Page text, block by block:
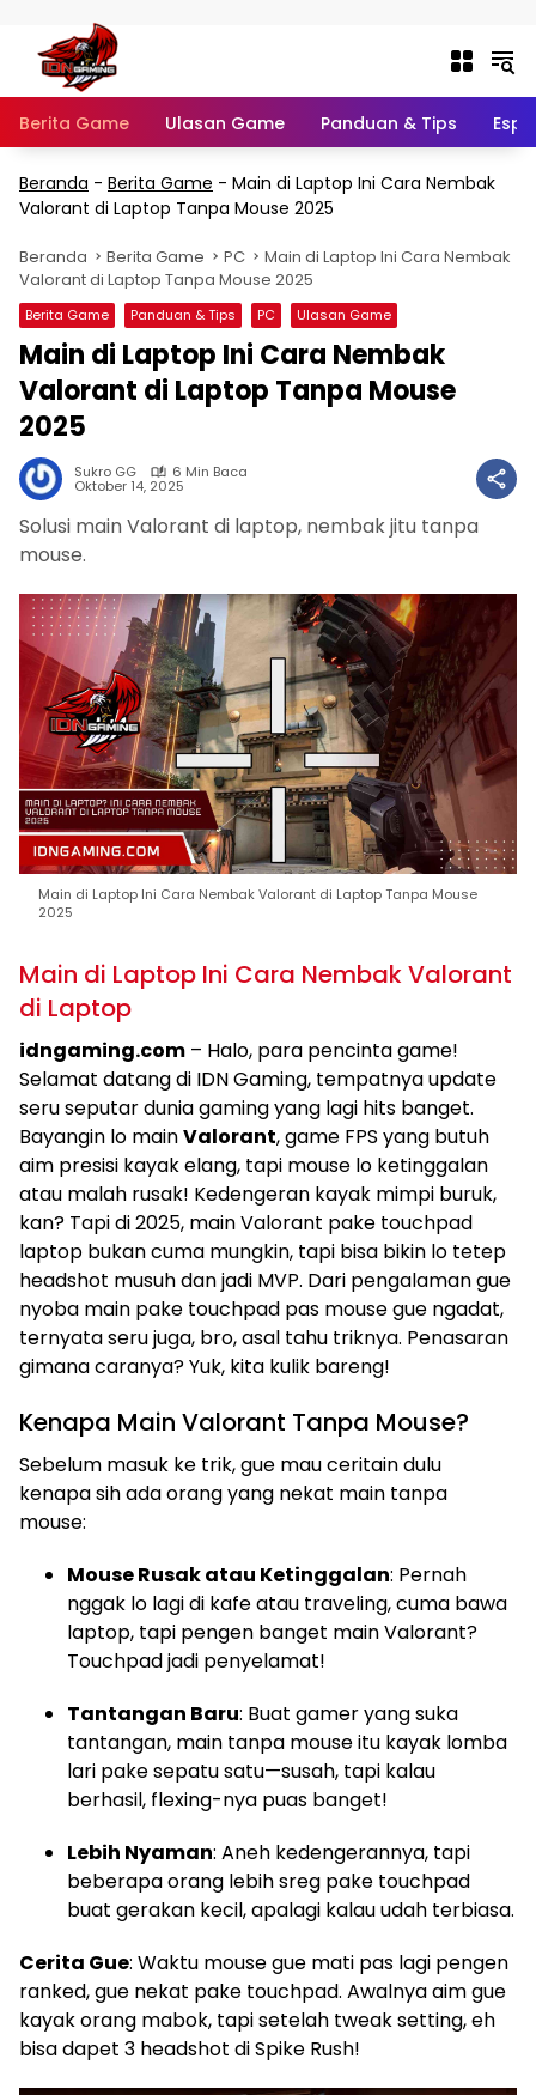
Berita Game Ulasan Game Panduan & Tips
Beranda - Berita Game - Main di Laptop Ini Cara Nembak
Valorant di Laptop Tanpa Mouse 2025
Beranda Berita Game PC
Main di Laptop Ini Cara Nembak
Valorant di Laptop Tanpa Mouse 2025
Berita Game Panduan & Tips PC Ulasan Game
Main di Laptop Ini Cara Nembak
Valorant di Laptop Tanpa Mouse
2025
Sukro GG 6 Min Baca
Oktober 14, 2025
Solusi main Valorant di laptop, nembak jitu tanpa
mouse.
Main di Laptop Ini Cara Nembak Valorant di Laptop Tanpa Mouse
2025
Main di Laptop Ini Cara Nembak Valorant
di Laptop
idngaming.com – Halo, para pencinta game!
Selamat datang di IDN Gaming, tempatnya update
seru seputar dunia gaming yang lagi hits banget.
Bayangin lo mainValorant, game FPS yang butuh
aim presisi kayak elang, tapi mouse lo ketinggalan
atau malah rusak! Kedengeran kayak mimpi buruk,
kan? Tapi di 2025, main Valorant pake touchpad
laptop bukan cuma mungkin, tapi bisa bikin lo tetep
headshot musuh dan jadi MVP. Dari pengalaman gue
nyoba main pake touchpad pas mouse gue ngadat,
ternyata seru juga, bro, asal tahu triknya. Penasaran
gimana caranya? Yuk, kita kulik bareng!
Kenapa Main Valorant Tanpa Mouse?
Sebelum masuk ke trik, gue mau ceritain dulu
kenapa sih ada orang yang nekat main tanpa
mouse:
Mouse Rusak atau Ketinggalan: Pernah
nggak lo lagi di kafe atau traveling, cuma bawa
laptop, tapi pengen banget main Valorant?
Touchpad jadi penyelamat!
Tantangan Baru: Buat gamer yang suka
tantangan, main tanpa mouse itu kayak lomba
lari pake sepatu satu—susah, tapi kalau
berhasil, flexing-nya puas banget!
Lebih Nyaman: Aneh kedengerannya, tapi
beberapa orang lebih sreg pake touchpad
buat gerakan kecil, apalagi kalau udah terbiasa.
Cerita Gue: Waktu mouse gue mati pas lagi pengen
ranked, gue nekat pake touchpad. Awalnya aim gue
kayak orang mabok, tapi setelah tweak setting, eh
bisa dapet 3 headshot di Spike Rush!